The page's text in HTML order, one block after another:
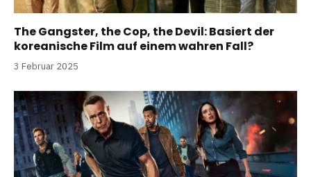
The Gangster, the Cop, the Devil: Basiert der
koreanische Film auf einem wahren Fall?
3 Februar 2025